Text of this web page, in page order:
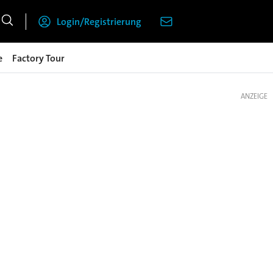
Login/Registrierung
Factory Tour
ANZEIGE